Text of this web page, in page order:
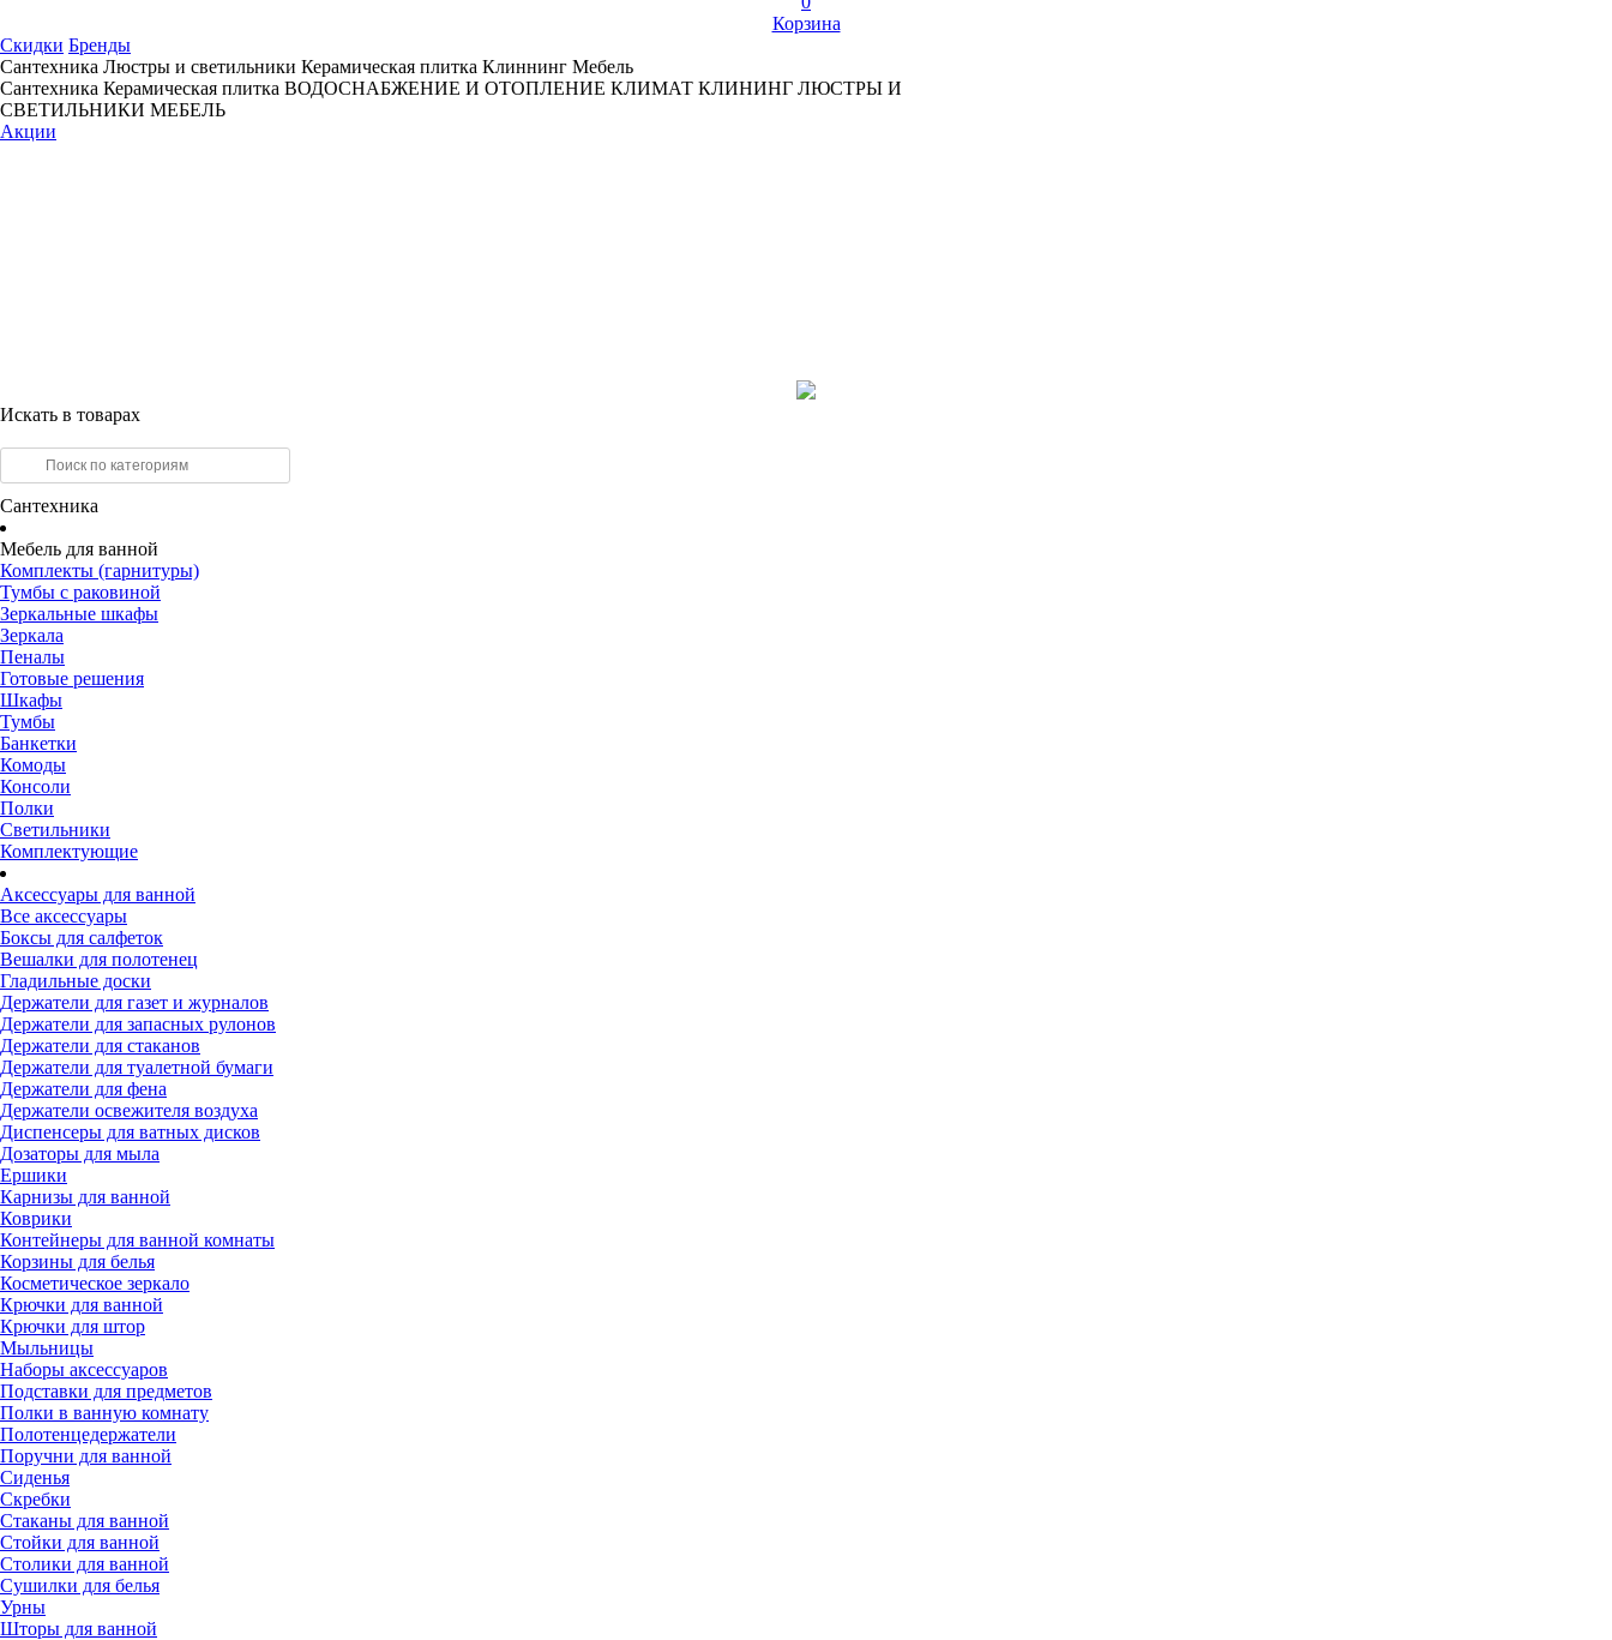
Корзина
Скидки Бренды
Сантехника Люстры и светильники Керамическая плитка Клиннинг Мебель
Сантехника Керамическая плитка ВОДОСНАБЖЕНИЕ И ОТОПЛЕНИЕ КЛИМАТ КЛИНИНГ ЛЮСТРЫ И
СВЕТИЛЬНИКИ МЕБЕЛЬ
Акции
Искать в товарах
Сантехника
Мебель для ванной
Комплекты (гарнитуры)
Тумбы с раковиной
Зеркальные шкафы
Зеркала
Пеналы
Готовые решения
Шкафы
Тумбы
Банкетки
Комоды
Консоли
Полки
Светильники
Комплектующие
Аксессуары для ванной
Все аксессуары
Боксы для салфеток
Вешалки для полотенец
Гладильные доски
Держатели для газет и журналов
Держатели для запасных рулонов
Держатели для стаканов
Держатели для туалетной бумаги
Держатели для фена
Держатели освежителя воздуха
Диспенсеры для ватных дисков
Дозаторы для мыла
Ершики
Карнизы для ванной
Коврики
Контейнеры для ванной комнаты
Корзины для белья
Косметическое зеркало
Крючки для ванной
Крючки для штор
Мыльницы
Наборы аксессуаров
Подставки для предметов
Полки в ванную комнату
Полотенцедержатели
Поручни для ванной
Сиденья
Скребки
Стаканы для ванной
Стойки для ванной
Столики для ванной
Сушилки для белья
Урны
Шторы для ванной